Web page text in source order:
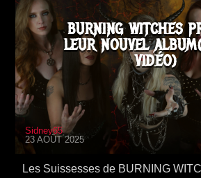
BURNING WITCHES
LEUR NOUVEL
VIDÉO)
Sidney65
23 AOÛT 2025
Les Suissesses de BURNING